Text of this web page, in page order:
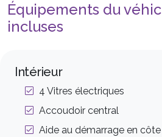
Équipements du
incluses
Intérieur
4 Vitres électriques
Accoudoir central
Aide au démarrage en côte